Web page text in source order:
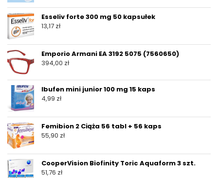
Esseliv forte 300 mg 50 kapsułek
13,17 zł
Emporio Armani EA 3192 5075 (7560650)
394,00 zł
Ibufen mini junior 100 mg 15 kaps
4,99 zł
Femibion 2 Ciąża 56 tabl + 56 kaps
55,90 zł
CooperVision Biofinity Toric Aquaform 3 szt.
51,76 zł